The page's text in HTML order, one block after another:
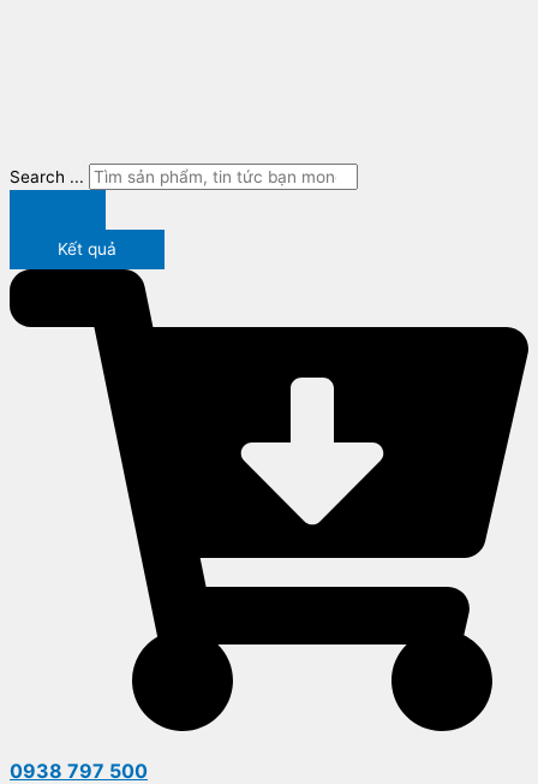
Search ...
Kết quả
0938 797 500